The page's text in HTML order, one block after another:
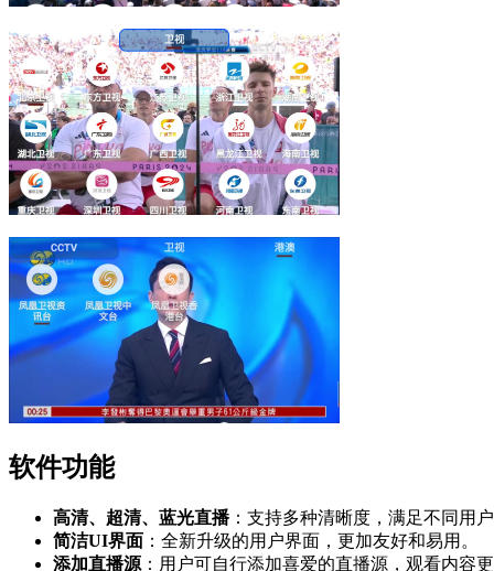
软件功能
高清、超清、蓝光直播：支持多种清晰度，满足不同用
简洁UI界面 ：全新升级的用户界面，更加友好和易用。
添加直播源 ：用户可自行添加喜爱的直播源，观看内容